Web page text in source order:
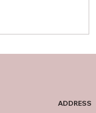
ADDRESS